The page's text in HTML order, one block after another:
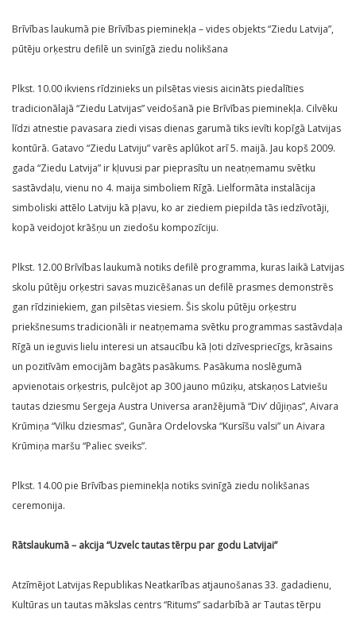
Brīvības laukumā pie Brīvības pieminekļa – vides objekts “Ziedu Latvija”,
pūtēju orķestru defilē un svinīgā ziedu nolikšana
Plkst. 10.00 ikviens rīdzinieks un pilsētas viesis aicināts piedalīties
tradicionālajā “Ziedu Latvijas” veidošanā pie Brīvības pieminekļa. Cilvēku
līdzi atnestie pavasara ziedi visas dienas garumā tiks ievīti kopīgā Latvijas
kontūrā. Gatavo “Ziedu Latviju” varēs aplūkot arī 5. maijā. Jau kopš 2009.
gada “Ziedu Latvija” ir kļuvusi par pieprasītu un neatņemamu svētku
sastāvdaļu, vienu no 4. maija simboliem Rīgā. Lielformāta instalācija
simboliski attēlo Latviju kā pļavu, ko ar ziediem piepilda tās iedzīvotāji,
kopā veidojot krāšņu un ziedošu kompozīciju.
Plkst. 12.00 Brīvības laukumā notiks defilē programma, kuras laikā Latvijas
skolu pūtēju orķestri savas muzicēšanas un defilē prasmes demonstrēs
gan rīdziniekiem, gan pilsētas viesiem. Šis skolu pūtēju orķestru
priekšnesums tradicionāli ir neatņemama svētku programmas sastāvdaļa
Rīgā un ieguvis lielu interesi un atsaucību kā ļoti dzīvespriecīgs, krāsains
un pozitīvām emocijām bagāts pasākums. Pasākuma noslēgumā
apvienotais orķestris, pulcējot ap 300 jauno mūziķu, atskaņos Latviešu
tautas dziesmu Sergeja Austra Universa aranžējumā “Div’ dūjiņas”, Aivara
Krūmiņa “Vilku dziesmas”, Gunāra Ordelovska “Kursīšu valsi” un Aivara
Krūmiņa maršu “Paliec sveiks”.
Plkst. 14.00 pie Brīvības pieminekļa notiks svinīgā ziedu nolikšanas
ceremonija.
Rātslaukumā – akcija “Uzvelc tautas tērpu par godu Latvijai”
Atzīmējot Latvijas Republikas Neatkarības atjaunošanas 33. gadadienu,
Kultūras un tautas mākslas centrs “Ritums” sadarbībā ar Tautas tērpu